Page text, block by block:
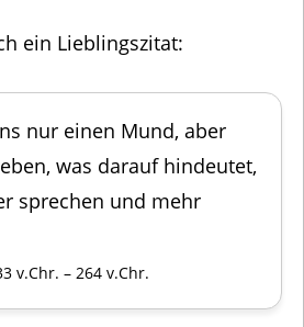
ein Lieblingszitat:
nur einen Mund, aber
was darauf hindeutet,
sprechen und mehr
v.Chr. – 264 v.Chr.